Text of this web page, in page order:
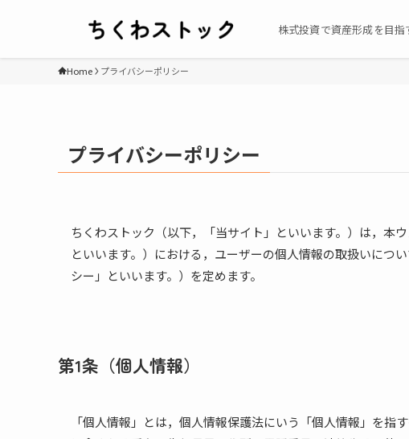
株式投資で資産形成を目指
Home プライバシーポリシー
プライバシーポリシー
ちくわストック（以下，「当サイト」といいます。）は，本
といいます。）における，ユーザーの個人情報の取扱いにつ
シー」といいます。）を定めます。
第1条（個人情報）
「個人情報」とは，個人情報保護法にいう「個人情報」を